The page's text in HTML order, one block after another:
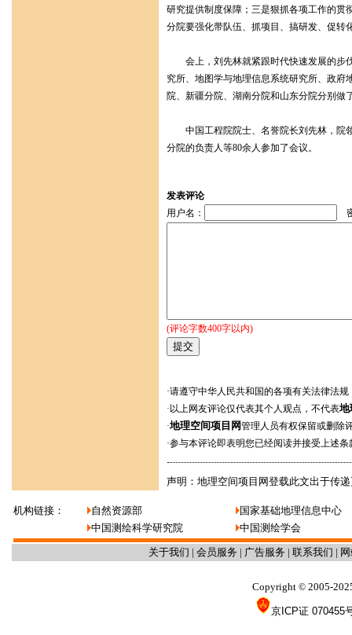
研究提供制度保障；三是狠抓各项工作的贯
分院要强化带队伍、抓项目、搞研发、促转
会上，刘先林就紧跟时代快速发展的步伐
究所、地图学与地理信息系统研究所、政
院、新疆分院、湖南分院和山东分院分别做
中国工程院院士、名誉院长刘先林，院领
分院的负责人等80余人参加了会议。
发表评论
用户名：
(评论字数400字以内)
·请遵守中华人民共和国的各项有关法律法规
·以上网友评论仅代表其个人观点，不代表地
·地理空间项目网管理人员有权保留或删除
·参与本评论即表明您已经阅读并接受上述条
声明：地理空间项目网登载此文出于传
机构链接： 自然资源部
国家基础地理信息中心
中国测绘科学研究院
中国测绘学会
关于我们 | 会员服务 | 广告服务 | 联系我们 |
Copyright © 2005-
京ICP证 070455